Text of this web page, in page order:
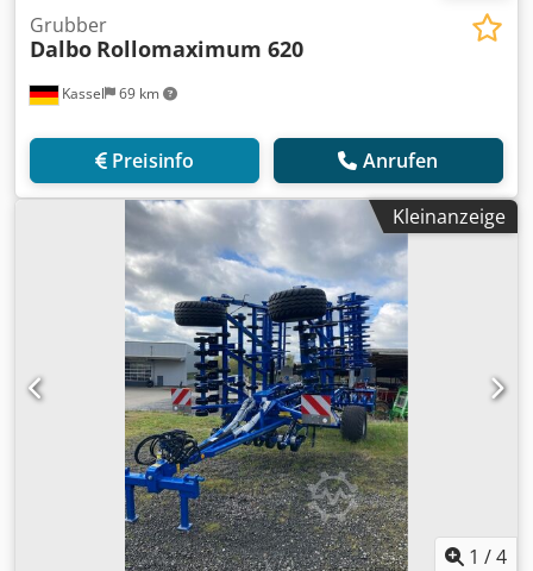
Kassel 69 km
Grubber
Dalbo Rollomaximum 620
Preisinfo Anrufen
Kleinanzeige
1 /4